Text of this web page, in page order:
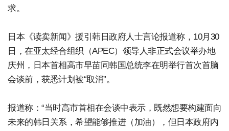
求。
日本《读卖新闻》援引韩日政府人士言论报道称，10月30
日，在亚太经合组织（APEC）领导人非正式会议举办地
庆州，日本首相高市早苗同韩国总统李在明举行首次首脑
会谈前，获悉计划被“取消”。
报道称：“当时高市首相在会谈中表示，既然想要构建面向
未来的韩日关系，希望能够推进（加油），但日本政府内